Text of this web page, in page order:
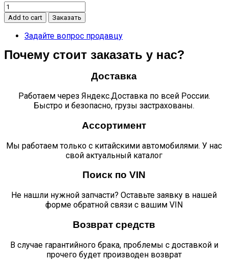
ТОПЛИВНАЯ
ТРУБКА
ВЫСОКОГО
ДАВЛЕНИЯ
F4J16-
1121031AB
Add to cart Заказать
Задайте вопрос продавцу
Почему стоит заказать у нас?
Доставка
Работаем через Яндекс.Доставка по всей России.
Быстро и безопасно, грузы застрахованы.
Ассортимент
Мы работаем только с китайскими автомобилями. У нас
свой актуальный каталог
Поиск по VIN
Не нашли нужной запчасти? Оставьте заявку в нашей
форме обратной связи с вашим VIN
Возврат средств
В случае гарантийного брака, проблемы с доставкой и
прочего будет производен возврат